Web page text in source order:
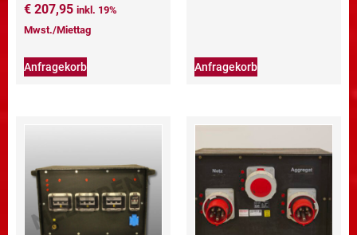
€ 207,95 inkl. 19%
Mwst./Miettag
Anfragekorb Anfragekorb